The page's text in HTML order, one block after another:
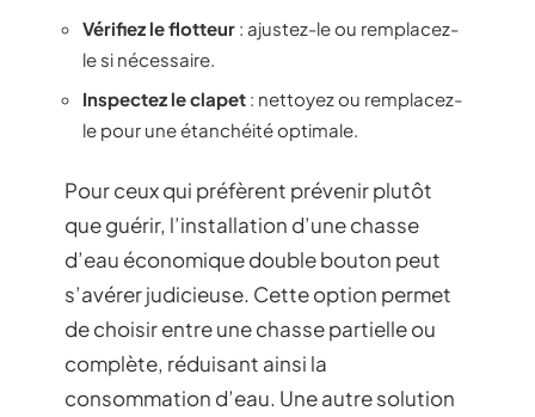
Vérifiez le flotteur : ajustez-le ou remplacez-
le si nécessaire.
Inspectez le clapet : nettoyez ou remplacez-
le pour une étanchéité optimale.
Pour ceux qui préfèrent prévenir plutôt
que guérir, l’installation d’une chasse
d’eau économique double bouton peut
s’avérer judicieuse. Cette option permet
de choisir entre une chasse partielle ou
complète, réduisant ainsi la
consommation d’eau. Une autre solution